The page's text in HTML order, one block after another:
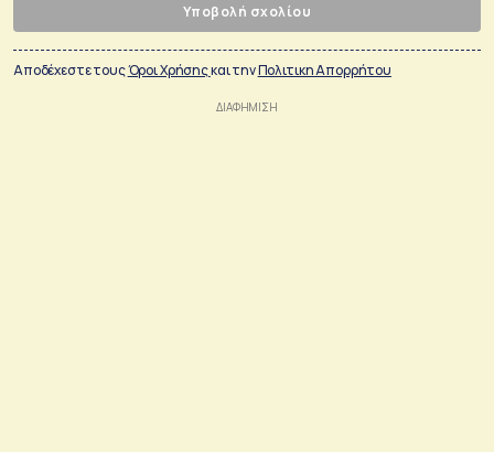
Υποβολή σχολίου
Αποδέχεστε τουςΌροι Χρήσηςκαι τηνΠολιτικη Απορρήτου